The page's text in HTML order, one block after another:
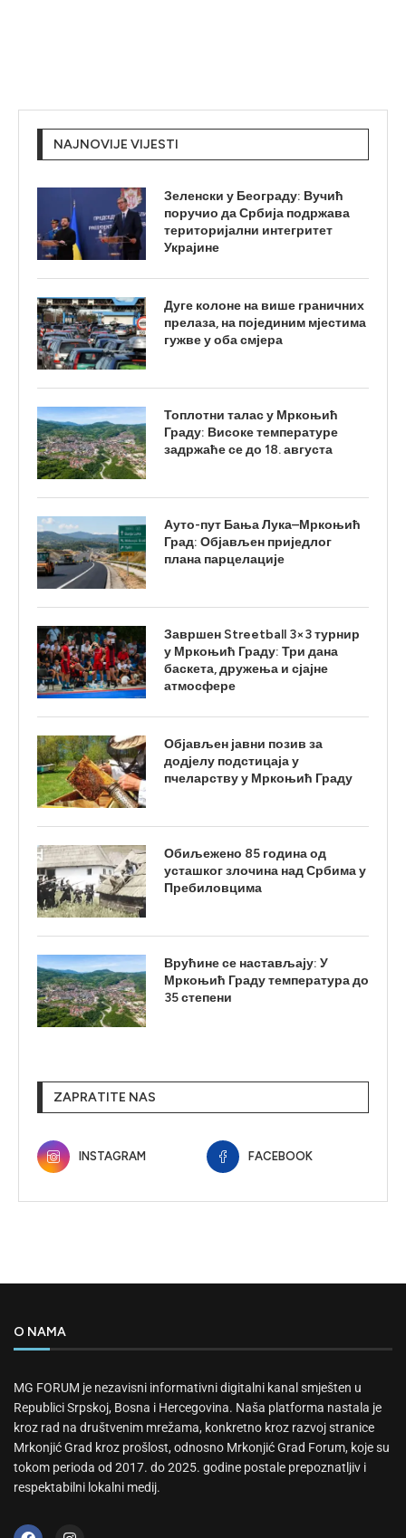
NAJNOVIJE VIJESTI
Зеленски у Београду: Вучић
поручио да Србија подржава
територијални интегритет
Украјине
Дуге колоне на више граничних
прелаза, на појединим мјестима
гужве у оба смјера
Топлотни талас у Мркоњић
Граду: Високе температуре
задржаће се до 18. августа
Ауто-пут Бања Лука–Мркоњић
Град: Објављен приједлог
плана парцелације
Завршен Streetball 3×3 турнир
у Мркоњић Граду: Три дана
баскета, дружења и сјајне
атмосфере
Објављен јавни позив за
додјелу подстицаја у
пчеларству у Мркоњић Граду
Обиљежено 85 година од
усташког злочина над Србима у
Пребиловцима
Врућине се настављају: У
Мркоњић Граду температура до
35 степени
ZAPRATITE NAS
INSTAGRAM FACEBOOK
O NAMA
MG FORUM je nezavisni informativni digitalni kanal smješten u
Republici Srpskoj, Bosna i Hercegovina. Naša platforma nastala je
kroz rad na društvenim mrežama, konkretno kroz razvoj stranice
Mrkonjić Grad kroz prošlost, odnosno Mrkonjić Grad Forum, koje su
tokom perioda od 2017. do 2025. godine postale prepoznatljiv i
respektabilni lokalni medij.